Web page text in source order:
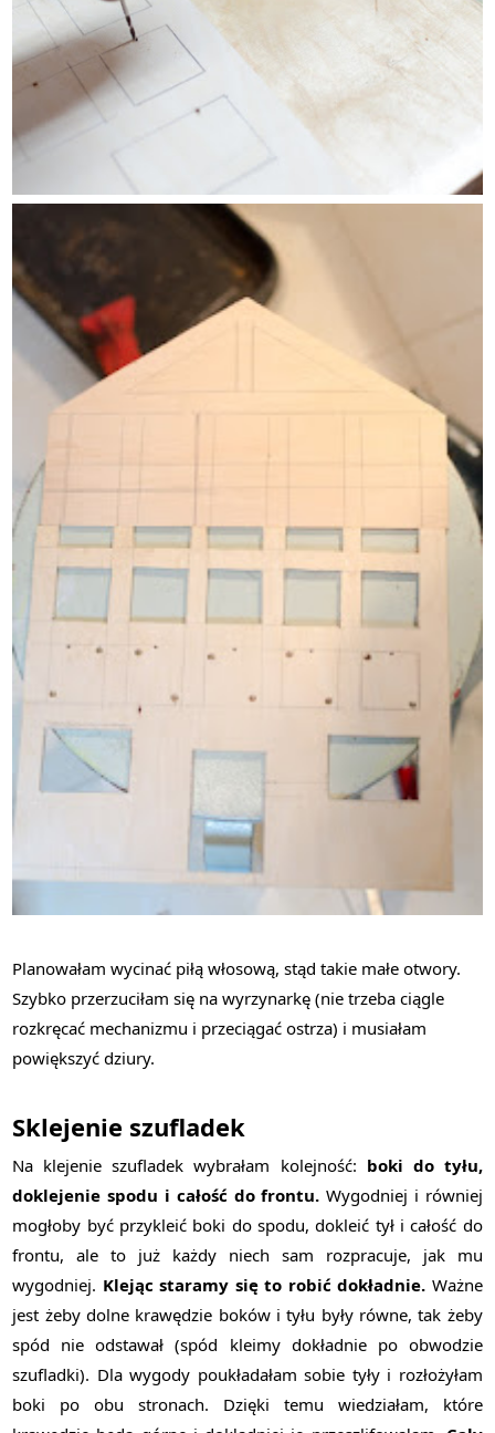
Planowałam wycinać piłą włosową, stąd takie małe otwory.
Szybko przerzuciłam się na wyrzynarkę (nie trzeba ciągle
rozkręcać mechanizmu i przeciągać ostrza) i musiałam
powiększyć dziury.
Sklejenie szufladek
Na klejenie szufladek wybrałam kolejność: boki do tyłu,
doklejenie spodu i całość do frontu.Wygodniej i równiej
mogłoby być przykleić boki do spodu, dokleić tył i całość do
frontu, ale to już każdy niech sam rozpracuje, jak mu
wygodniej. Klejąc staramy się to robić dokładnie. Ważne
jest żeby dolne krawędzie boków i tyłu były równe, tak żeby
spód nie odstawał (spód kleimy dokładnie po obwodzie
szufladki). Dla wygody poukładałam sobie tyły i rozłożyłam
boki po obu stronach. Dzięki temu wiedziałam, które